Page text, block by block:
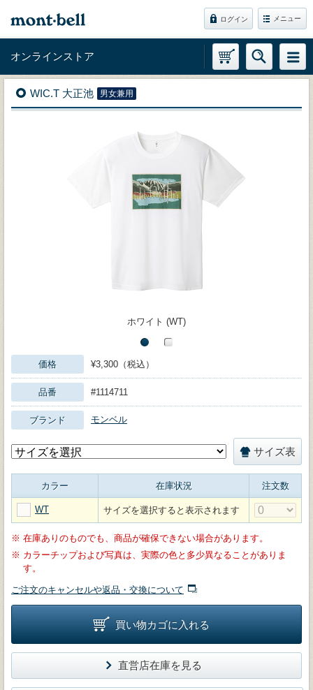
ログイン メニュー
オンラインストア
WIC.T 大正池 男女兼用
ホワイト (WT)
価格 ¥3,300（税込）
品番 #1114711
ブランド モンベル
サイズ表
カラー 在庫状況 注文数
WT サイズを選択すると表示されます
※ 在庫ありのものでも、商品が確保できない場合があります。
※ カラーチップおよび写真は、実際の色と多少異なることがありま
す。
ご注文のキャンセルや返品・交換について
買い物カゴに入れる
直営店在庫を見る